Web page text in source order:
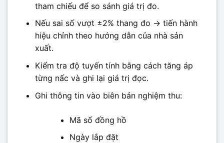
tham chiếu để so sánh giá trị đo.
Nếu sai số vượt ±2% thang đo → tiến hành
hiệu chỉnh theo hướng dẫn của nhà sản
xuất.
Kiểm tra độ tuyến tính bằng cách tăng áp
từng nấc và ghi lại giá trị đọc.
Ghi thông tin vào biên bản nghiệm thu:
Mã số đồng hồ
Ngày lắp đặt